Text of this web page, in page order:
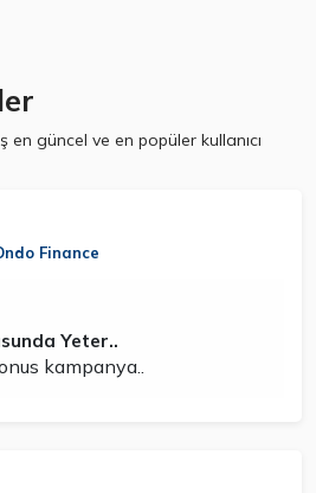
en güncel ve en popüler kullanıcı
Finance
Yeter..
kampanya..